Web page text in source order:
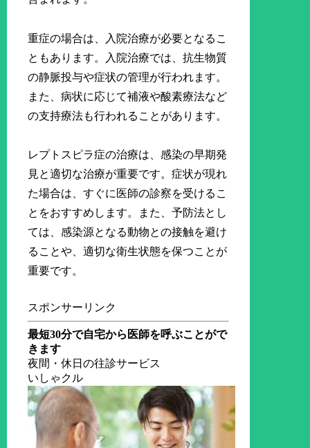
重症の場合は、入院治療が必要となるこ
ともあります。入院治療では、抗生物質
の静脈投与や症状の管理が行われます。
また、病状に応じて補液や酸素療法など
の支持療法も行われることがあります。
レプトスピラ症の治療は、感染の早期発
見と適切な治療が重要です。症状が現れ
た場合は、すぐに医師の診察を受けるこ
とをおすすめします。また、予防法とし
ては、感染源となる動物との接触を避け
ることや、適切な衛生状態を保つことが
重要です。
スポンサーリンク
最短30分で自宅から医師を呼ぶことがで
きます
夜間・休日の往診サービス
いしゃクル